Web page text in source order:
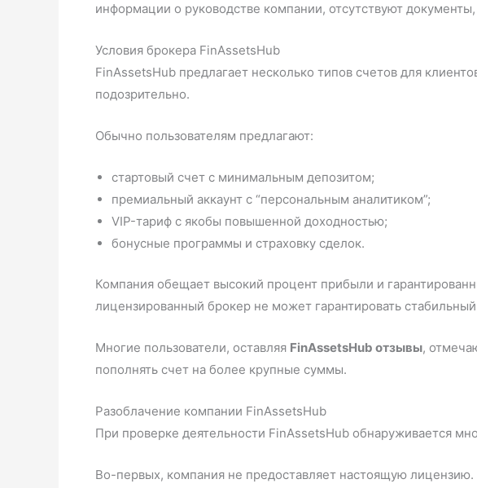
информации о руководстве компании, отсутствуют
Условия брокера FinAssetsHub
FinAssetsHub предлагает несколько типов счетов для
подозрительно.
Обычно пользователям предлагают:
стартовый счет с минимальным депозитом;
премиальный аккаунт с “персональным аналитиком”;
VIP-тариф с якобы повышенной доходностью;
бонусные программы и страховку сделок.
Компания обещает высокий процент прибыли и
лицензированный брокер не может гарантировать
Многие пользователи, оставляя FinAssetsHub отзывы,
пополнять счет на более крупные суммы.
Разоблачение компании FinAssetsHub
При проверке деятельности FinAssetsHub обнаруживается
Во-первых, компания не предоставляет настоящую